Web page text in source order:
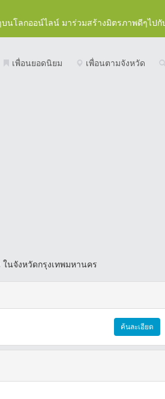
นโลกออน์ไลน์ มาร่วมสร้างมิตรภาพดีๆไปกั
เพื่อนยอดนิยม เพื่อนตามจังหวัด
ในจังหวัดกรุงเทพมหานคร
ค้นละเอียด